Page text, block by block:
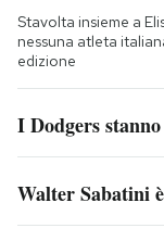
Stavolta insieme a
nessuna atleta
edizione
I Dodgers
Walter Sabatini